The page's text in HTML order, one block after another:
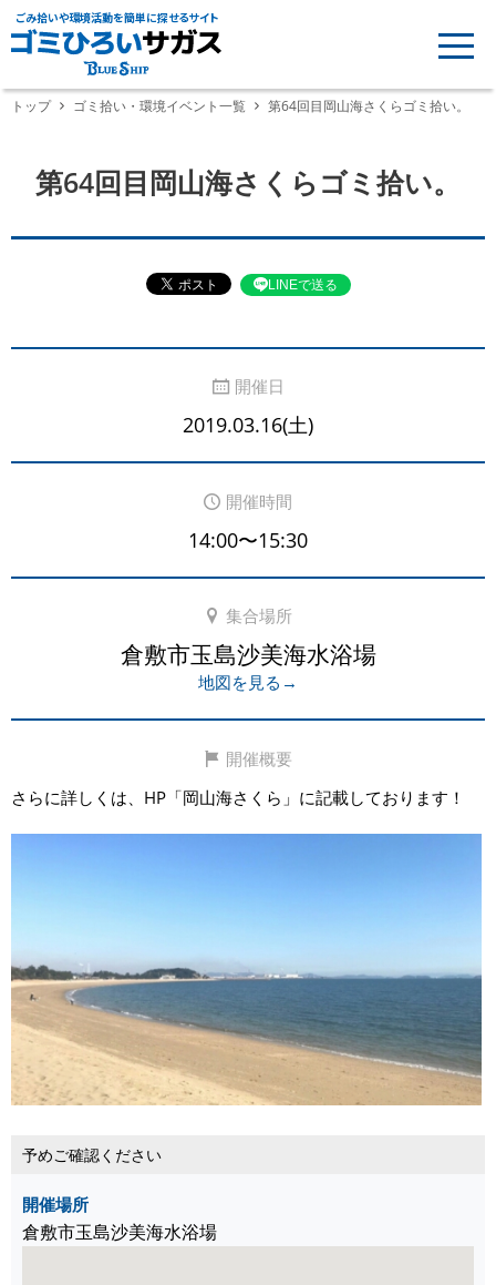
ごみ拾いや環境活動を簡単に探せるサイト
トップ ゴミ拾い・環境イベント一覧 第64回目岡山海さくらゴミ拾い。
第64回目岡山海さくらゴミ拾い。
LINEで送る
開催日
2019.03.16(土)
開催時間
14:00〜15:30
集合場所
倉敷市玉島沙美海水浴場
地図を見る→
開催概要
さらに詳しくは、HP「岡山海さくら」に記載しております！
予めご確認ください
開催場所
倉敷市玉島沙美海水浴場